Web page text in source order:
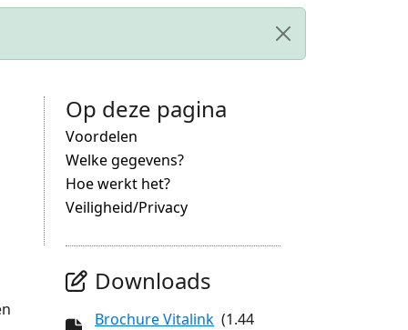
Op deze pagina
Voordelen
Welke gegevens?
Hoe werkt het?
Veiligheid/Privacy
Downloads
Document
Brochure Vitalink (1.44